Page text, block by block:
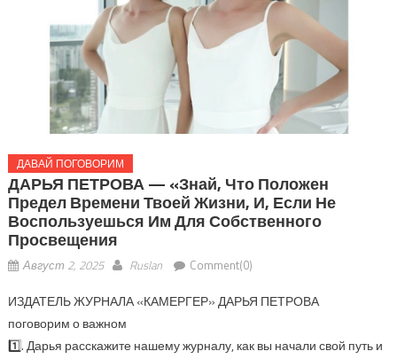
ДАВАЙ ПОГОВОРИМ
ДАРЬЯ ПЕТРОВА — «Знай, Что Положен
Предел Времени Твоей Жизни, И, Если Не
Воспользуешься Им Для Собственного
Просвещения
Август 2, 2025 Ruslan Comment(0)
ИЗДАТЕЛЬ ЖУРНАЛА «КАМЕРГЕР» ДАРЬЯ ПЕТРОВА
поговорим о важном
1️⃣. Дарья расскажите нашему журналу, как вы начали свой путь и